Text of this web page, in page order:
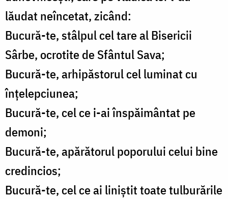
lăudat neîncetat, zicând:
Bucură-te, stâlpul cel tare al Bisericii
Sârbe, ocrotite de Sfântul Sava;
Bucură-te, arhipăstorul cel luminat cu
înţelepciunea;
Bucură-te, cel ce i-ai înspăimântat pe
demoni;
Bucură-te, apărătorul poporului celui bine
credincios;
Bucură-te, cel ce ai liniştit toate tulburările